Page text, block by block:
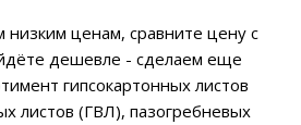
низким ценам, сравните цену с
дешевле - сделаем еще
гипсокартонных листов
листов (ГВЛ), пазогребневых